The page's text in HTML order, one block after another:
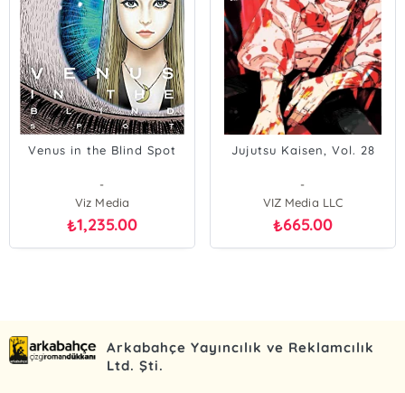
Venus in the Blind Spot
-
Viz Media
₺1,235.00
Jujutsu Kaisen, Vol. 28
-
VIZ Media LLC
₺665.00
Arkabahçe Yayıncılık ve Reklamcılık
Ltd. Şti.